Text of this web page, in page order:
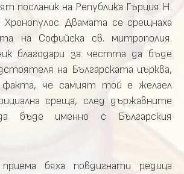
посланик на Република Гърция Н.
Двамата се срещнаха
на Софийска св. митрополия.
благодари за честта да бъде
на Българската църква,
факта, че самият той е желаел
среща, след държавните
бъде именно с Българския
бяха повдигнати редица